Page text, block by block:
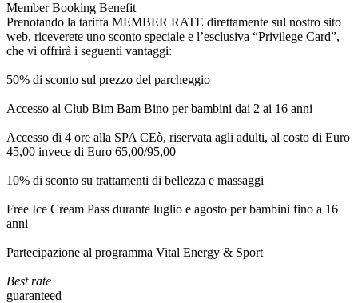
Member Booking Benefit
Prenotando la tariffa MEMBER RATE direttamente sul nostro sito
web, riceverete uno sconto speciale e l’esclusiva “Privilege Card”,
che vi offrirà i seguenti vantaggi:
50% di sconto sul prezzo del parcheggio
Accesso al Club Bim Bam Bino per bambini dai 2 ai 16 anni
Accesso di 4 ore alla SPA CEò, riservata agli adulti, al costo di Euro
45,00 invece di Euro 65,00/95,00
10% di sconto su trattamenti di bellezza e massaggi
Free Ice Cream Pass durante luglio e agosto per bambini fino a 16
anni
Partecipazione al programma Vital Energy & Sport
Best rate
guaranteed